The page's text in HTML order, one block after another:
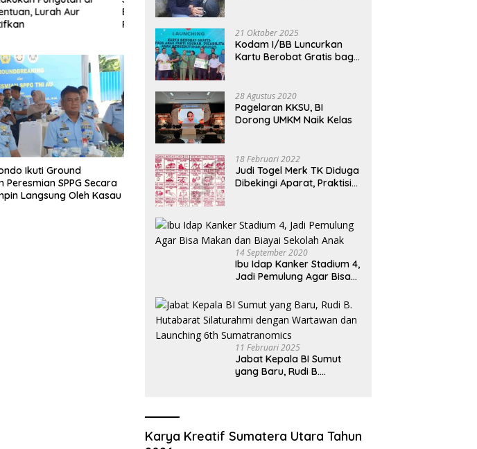
Penuh, Pemko Bidik
Rantai Kemiskinan Lewat
Hujan Setelah Rumahnya
RTLH
Ikuti Ground
Peresmian SPPG Secara
Langsung Oleh Kasau
Minta Didorong
21 Oktober 2025
Kodam I/BB Luncurkan
Kartu Berobat Gratis bagi
28 Agustus 2020
Pagelaran KKSU, BI
Dorong UMKM Naik Kelas
18 Februari 2022
Judi Togel Merk TK Diduga
Dibekingi Aparat, Praktisi
14 September 2020
Ibu Idap Kanker Stadium 4,
Jadi Pemulung Agar Bisa
Anak
11 Februari 2025
Jabat Kepala BI Sumut
yang Baru, Rudi B.
Karya Kreatif Sumatera Utara Tahun